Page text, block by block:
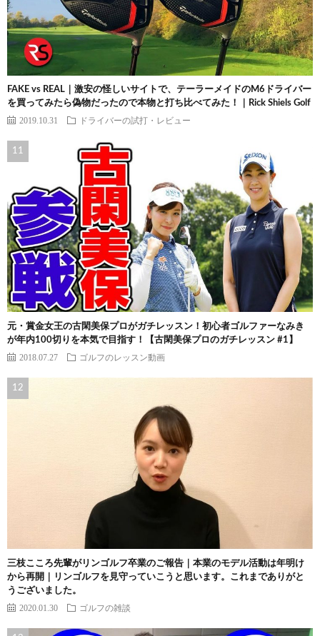
FAKE vs REAL｜激安の怪しいサイトで、テーラーメイドのM6ドライバー
を買ってみたら偽物だったので本物と打ち比べてみた！｜Rick Shiels Golf
2019.10.31 ドライバーの試打・レビュー
元・賞金女王の古閑美保プロがガチレッスン！初心者ゴルファーなみき
が年内100切りを本気で目指す！【古閑美保プロのガチレッスン #1】
2018.07.27 ゴルフのレッスン動画
三枝こころ先輩がリンゴルフ卒業のご報告｜本業のモデル活動は年明け
から再開｜リンゴルフを見守っていこうと思います。これまでありがと
うございました。
2020.01.30 ゴルフの雑談